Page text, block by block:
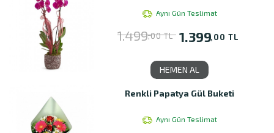
Aynı Gün Teslimat
1.499,00 TL 1.399,00 TL
HEMEN AL
Renkli Papatya Gül Buketi
Aynı Gün Teslimat